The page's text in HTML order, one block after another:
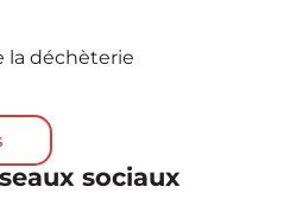
la déchèterie
sociaux